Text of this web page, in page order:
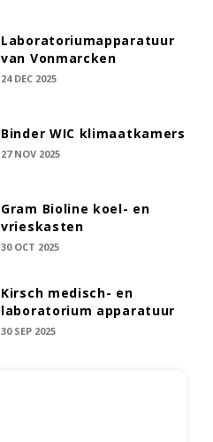
Laboratoriumapparatuur
van Vonmarcken
24 DEC 2025
Binder WIC klimaatkamers
27 NOV 2025
Gram Bioline koel- en
vrieskasten
30 OCT 2025
Kirsch medisch- en
laboratorium apparatuur
30 SEP 2025